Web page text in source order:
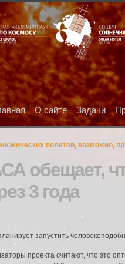
О сайте Задачи
полетов, возможно,
обещает,
3 года
запустить
проекта считают, что это